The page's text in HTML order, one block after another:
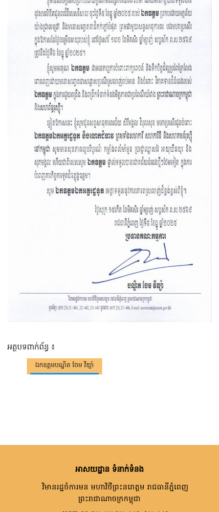
អត្ថបទពាក់ព័ន្ធ ៖
ឯកឧត្តមបណ្ឌិត ចែម វីឌ្យ៉ា
អាសយដ្ឋាន ទំនាក់ទំនង
វិមានរដ្ឋចំការមន មហាវិថីព្រះនរោត្តម រាជធានីភ្នំពេញ
ព្រះរាជាណាចក្រកម្ពុជា